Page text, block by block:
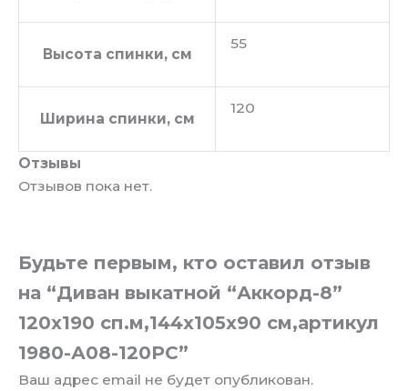
Высота спинки, см
55
Ширина спинки, см
120
Отзывы
Отзывов пока нет.
Будьте первым, кто оставил отзыв
на “Диван выкатной “Аккорд-8”
120х190 сп.м,144х105х90 см,артикул
1980-А08-120РС”
Ваш адрес email не будет опубликован.